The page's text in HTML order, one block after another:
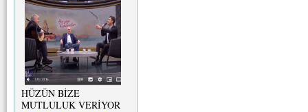
HÜZÜN BİZE
MUTLULUK VERİYOR